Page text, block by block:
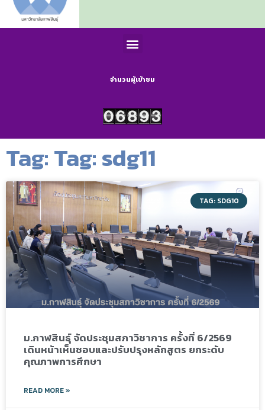
จำนวนผู้เข้าชม
Tag: Tag: sdg11
TAG: SDG10
ม.กาฬสินธุ์ จัดประชุมสภาวิชาการ ครั้งที่ 6/2569
เดินหน้าเห็นชอบและปรับปรุงหลักสูตร ยกระดับ
คุณภาพการศึกษา
READ MORE »